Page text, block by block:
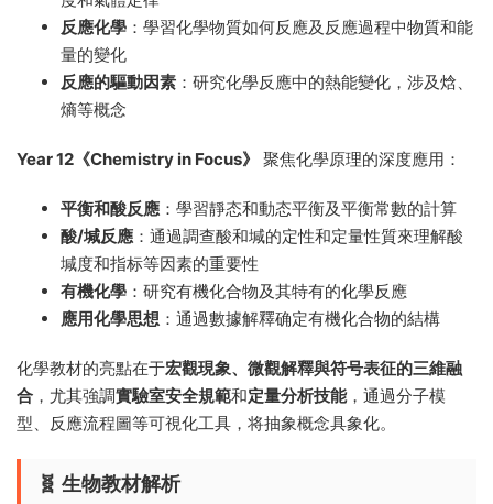
反應化學 ：學習化學物質如何反應及反應過程中物質和能
量的變化
反應的驅動因素 ：研究化學反應中的熱能變化，涉及焓、
熵等概念
Year 12《Chemistry in Focus》 聚焦化學原理的深度應用：
平衡和酸反應 ：學習靜态和動态平衡及平衡常數的計算
酸/堿反應 ：通過調查酸和堿的定性和定量性質來理解酸
堿度和指标等因素的重要性
有機化學 ：研究有機化合物及其特有的化學反應
應用化學思想 ：通過數據解釋确定有機化合物的結構
化學教材的亮點在于宏觀現象、微觀解釋與符号表征的三維融
合 ，尤其強調實驗室安全規範和定量分析技能，通過分子模
型、反應流程圖等可視化工具，将抽象概念具象化。
🧬 生物教材解析